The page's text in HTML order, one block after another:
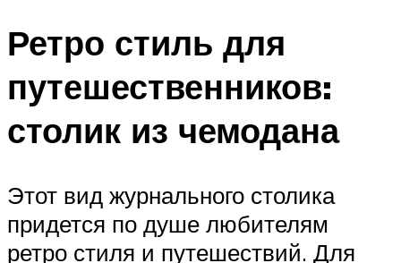
Ретро стиль для
путешественников:
столик из чемодана
Этот вид журнального столика
придется по душе любителям
ретро стиля и путешествий. Для